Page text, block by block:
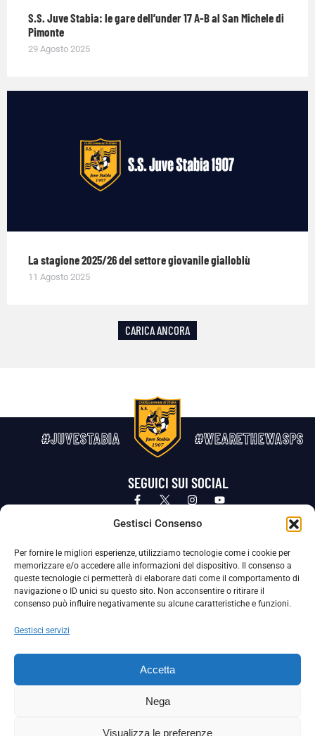
Gestisci Consenso
Per fornire le migliori esperienze, utilizziamo tecnologie come i cookie per
memorizzare e/o accedere alle informazioni del dispositivo. Il consenso a
queste tecnologie ci permetterà di elaborare dati come il comportamento di
navigazione o ID unici su questo sito. Non acconsentire o ritirare il
consenso può influire negativamente su alcune caratteristiche e funzioni.
Gestisci servizi
Accetta
Nega
Visualizza le preferenze
S.S. Juve Stabia: le gare dell’under 17 A-B al San Michele di
Pimonte
29 Agosto 2025
La stagione 2025/26 del settore giovanile gialloblù
11 Agosto 2025
CARICA ANCORA
#JUVESTABIA #WEARETHEWASPS
SEGUICI SUI SOCIAL
Privacy Policy Cookie Policy
La Società ha nominato il Responsabile della Protezione dei Dati Personali (DPO), figura specializzata che vigila sulle modalità
adottate dalla nostra Società per tutelare i Suoi dati personali.
Per contattare il DPO può scrivere a
La Società ha inoltre adottato un proprio Codice Etico, consultabile al seguente link: